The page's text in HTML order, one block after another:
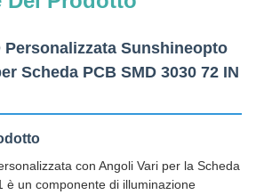
Personalizzata Sunshineopto
Scheda PCB SMD 3030 72 IN
con Angoli Vari per la Scheda
è un componente di illuminazione